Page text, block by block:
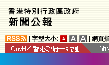
字型大小: 網頁